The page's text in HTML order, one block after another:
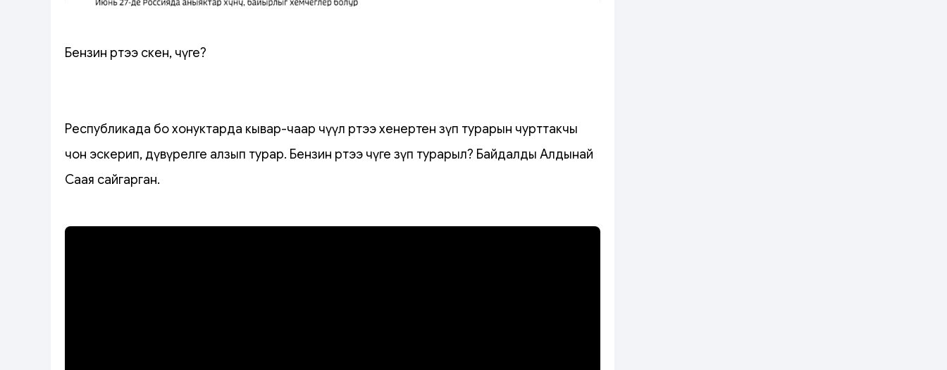
Бензин өртээ өскен, чүге?
Республикада бо хонуктарда кывар-чаар чүүл өртээ хенертен өзүп турарын чурттакчы
чон эскерип, дүвүрелге алзып турар. Бензин өртээ чүге өзүп турарыл? Байдалды Алдынай
Саая сайгарган.